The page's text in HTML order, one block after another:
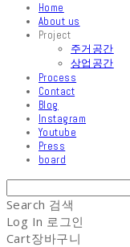
Home
About us
Project
주거공간
상업공간
Process
Contact
Blog
Instagram
Youtube
Press
board
Search 검색
Log In 로그인
Cart장바구니